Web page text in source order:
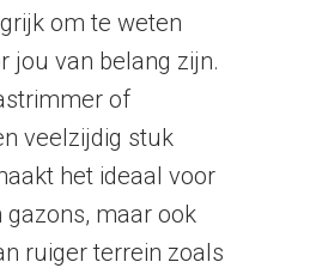
om te weten
jou van belang zijn.
of
veelzijdig stuk
het ideaal voor
maar ook
ruiger terrein zoals